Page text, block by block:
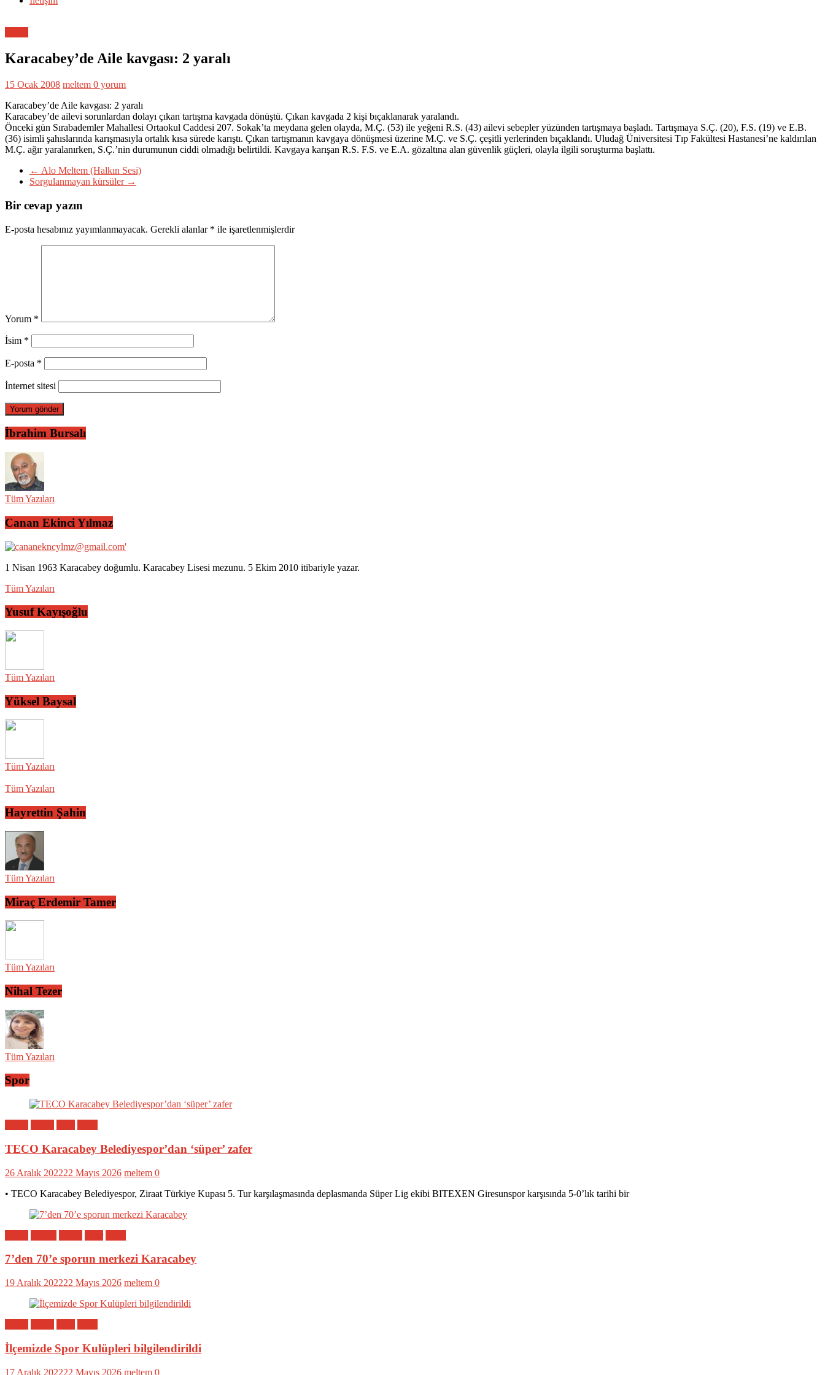
Karacabey’de Aile kavgası: 2 yaralı
15 Ocak 2008 meltem 0 yorum
Karacabey’de Aile kavgası: 2 yaralı
Karacabey’de ailevi sorunlardan dolayı çıkan tartışma kavgada dönüştü. Çıkan kavgada 2 kişi bıçaklanarak yaralandı.
Önceki gün Sırabademler Mahallesi Ortaokul Caddesi 207. Sokak’ta meydana gelen olayda, M.Ç. (53) ile yeğeni R.S. (43) ailevi sebepler yüzünden tartışmaya başladı. Tartışmaya S.Ç. (20), F.S. (19) ve E.B.
(36) isimli şahıslarında karışmasıyla ortalık kısa sürede karıştı. Çıkan tartışmanın kavgaya dönüşmesi üzerine M.Ç. ve S.Ç. çeşitli yerlerinden bıçaklandı. Uludağ Üniversitesi Tıp Fakültesi Hastanesi’ne kaldırılan
M.Ç. ağır yaralanırken, S.Ç.’nin durumunun ciddi olmadığı belirtildi. Kavgaya karışan R.S. F.S. ve E.A. gözaltına alan güvenlik güçleri, olayla ilgili soruşturma başlattı.
← Alo Meltem (Halkın Sesi)
Sorgulanmayan kürsüler →
Bir cevap yazın
E-posta hesabınız yayımlanmayacak. Gerekli alanlar * ile işaretlenmişlerdir
Yorum *
İsim *
E-posta *
İnternet sitesi
İbrahim Bursalı
Tüm Yazıları
Canan Ekinci Yılmaz
1 Nisan 1963 Karacabey doğumlu. Karacabey Lisesi mezunu. 5 Ekim 2010 itibariyle yazar.
Tüm Yazıları
Yusuf Kayışoğlu
Tüm Yazıları
Yüksel Baysal
Tüm Yazıları
Tüm Yazıları
Hayrettin Şahin
Tüm Yazıları
Miraç Erdemir Tamer
Tüm Yazıları
Nihal Tezer
Tüm Yazıları
Spor
TECO Karacabey Belediyespor’dan ‘süper’ zafer
26 Aralık 202222 Mayıs 2026 meltem 0
• TECO Karacabey Belediyespor, Ziraat Türkiye Kupası 5. Tur karşılaşmasında deplasmanda Süper Lig ekibi BITEXEN Giresunspor karşısında 5-0’lık tarihi bir
7’den 70’e sporun merkezi Karacabey
19 Aralık 202222 Mayıs 2026 meltem 0
İlçemizde Spor Kulüpleri bilgilendirildi
17 Aralık 202222 Mayıs 2026 meltem 0